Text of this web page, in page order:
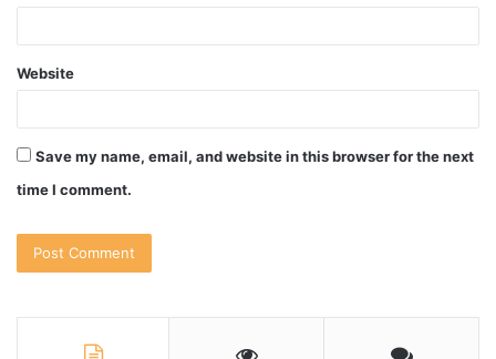
Website
Save my name, email, and website in this browser for the next
time I comment.